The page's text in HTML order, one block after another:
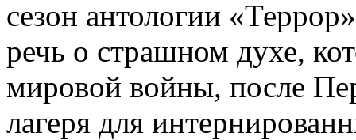
сезон антологии
речь о страшном духе,
мировой войны, после
лагеря для